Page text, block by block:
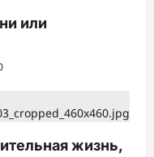
или
жизнь,